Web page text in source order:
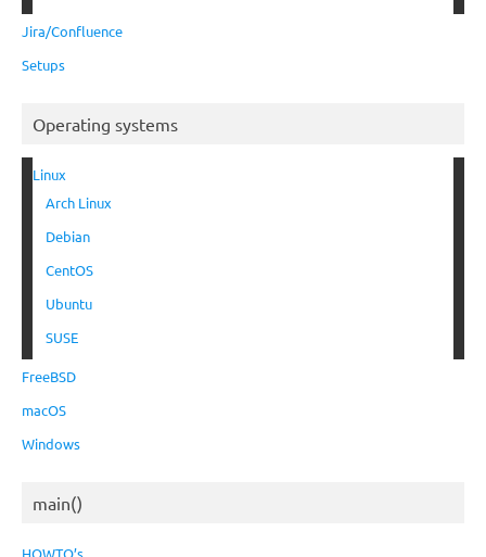
Jira/Confluence
Setups
Operating systems
Linux
Arch Linux
Debian
CentOS
Ubuntu
SUSE
FreeBSD
macOS
Windows
main()